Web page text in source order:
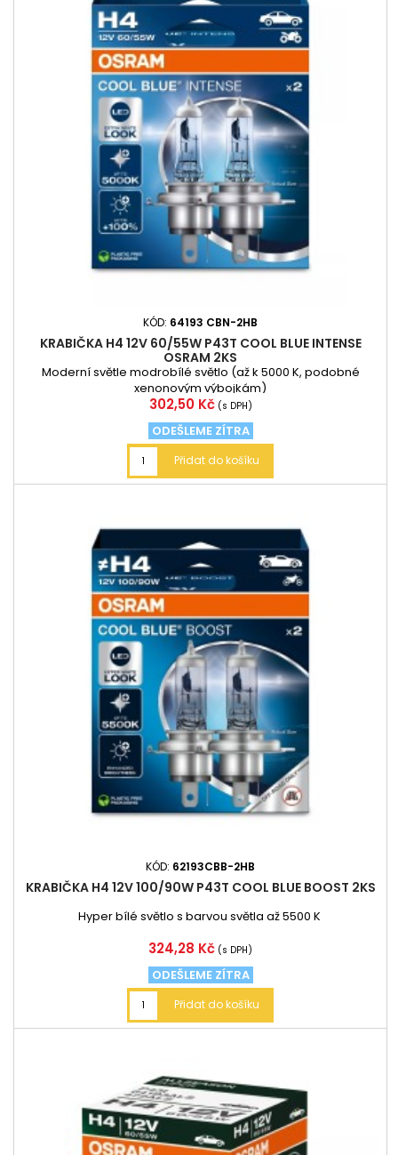
KÓD: 64193 CBN-2HB
KRABIČKA H4 12V 60/55W P43T COOL BLUE INTENSE
OSRAM 2KS
Moderní světle modrobílé světlo (až k 5000 K, podobné
xenonovým výbojkám)
Cena
302,50 Kč (s DPH)
ODEŠLEME ZÍTRA
Přidat do košíku
KÓD: 62193CBB-2HB
KRABIČKA H4 12V 100/90W P43T COOL BLUE BOOST 2KS
Hyper bílé světlo s barvou světla až 5500 K
Cena
324,28 Kč (s DPH)
ODEŠLEME ZÍTRA
Přidat do košíku